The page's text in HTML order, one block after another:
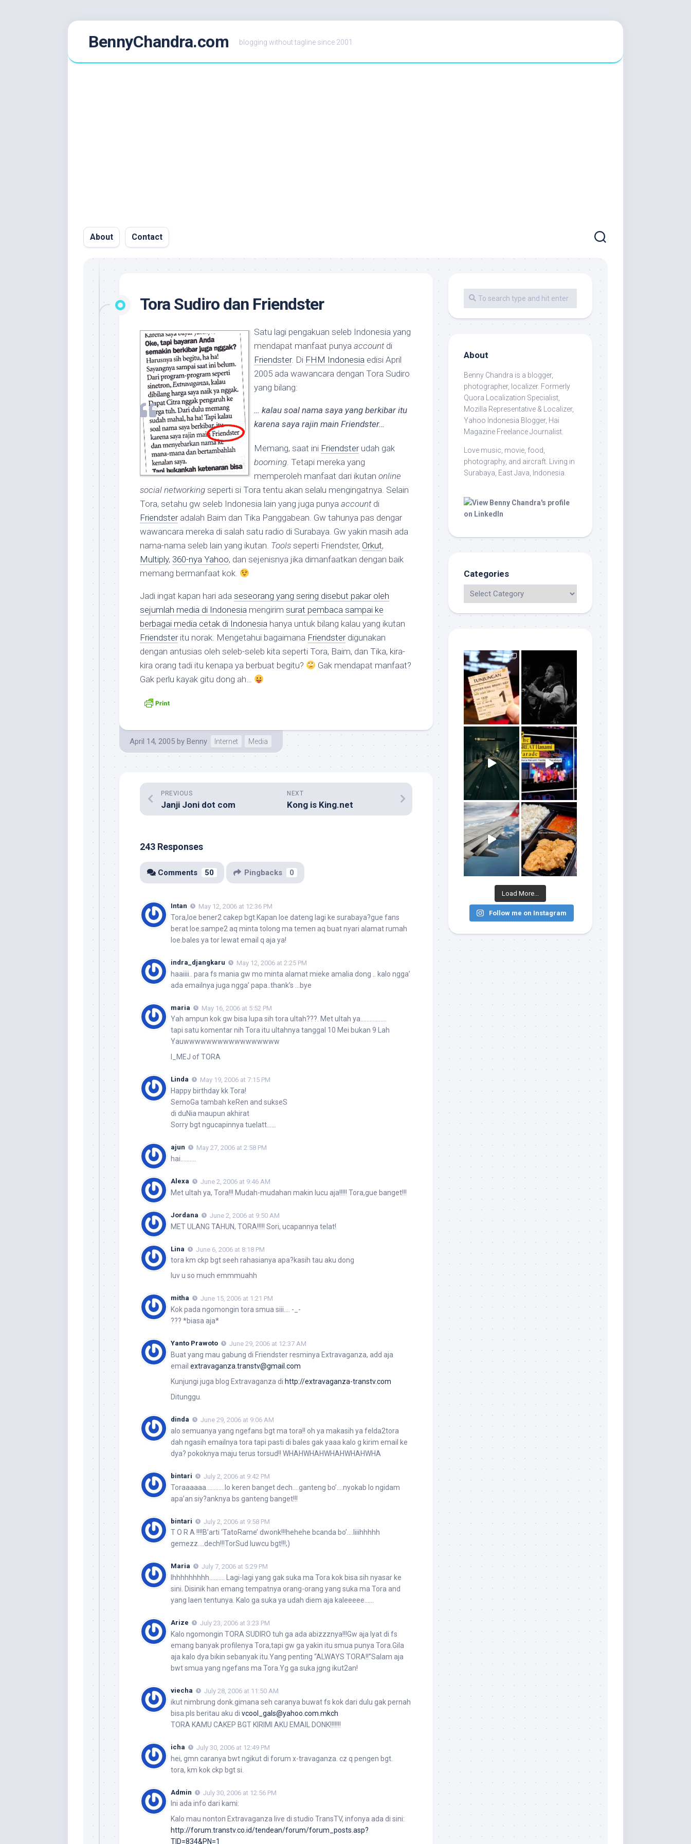
BennyChandra.com blogging without tagline since 2001
About Contact
Tora Sudiro dan Friendster
Satu lagi pengakuan seleb Indonesia yang
mendapat manfaat punya accountdi
Friendster. Di FHM Indonesia edisi April
2005 ada wawancara dengan Tora Sudiro
yang bilang:
… kalau soal nama saya yang berkibar itu
karena saya rajin main Friendster…
Memang, saat ini Friendsterudah gak
booming. Tetapi mereka yang
memperoleh manfaat dari ikutan online
social networking seperti si Tora tentu akan selalu mengingatnya. Selain
Tora, setahu gw seleb Indonesia lain yang juga punya accountdi
Friendsteradalah Baim dan Tika Panggabean. Gw tahunya pas dengar
wawancara mereka di salah satu radio di Surabaya. Gw yakin masih ada
nama-nama seleb lain yang ikutan. Tools seperti Friendster, Orkut,
Multiply, 360-nya Yahoo, dan sejenisnya jika dimanfaatkan dengan baik
memang bermanfaat kok.
Jadi ingat kapan hari ada seseorang yang sering disebut pakar oleh
sejumlah media di Indonesia mengirim surat pembaca sampai ke
berbagai media cetak di Indonesia hanya untuk bilang kalau yang ikutan
Friendsteritu norak. Mengetahui bagaimana Friendsterdigunakan
dengan antusias oleh seleb-seleb kita seperti Tora, Baim, dan Tika, kira-
kira orang tadi itu kenapa ya berbuat begitu?
Gak mendapat manfaat?
Gak perlu kayak gitu dong ah…
April 14, 2005 by Benny Internet Media
NEXT
Kong is King.net
PREVIOUS
Janji Joni dot com
243 Responses
Comments 50 Pingbacks 0
Intan May 12, 2006 at 12:36 PM
Tora,loe bener2 cakep bgt.Kapan loe dateng lagi ke surabaya?gue fans
berat loe.sampe2 aq minta tolong ma temen aq buat nyari alamat rumah
loe.bales ya tor lewat email q aja ya!
indra_djangkaru May 12, 2006 at 2:25 PM
haaiiii.. para fs mania gw mo minta alamat mieke amalia dong .. kalo ngga’
ada emailnya juga ngga’ papa..thank’s …bye
maria May 16, 2006 at 5:52 PM
Yah ampun kok gw bisa lupa sih tora ultah???. Met ultah ya……………..
tapi satu komentar nih Tora itu ultahnya tanggal 10 Mei bukan 9 Lah
Yauwwwwwwwwwwwwwwwww
I_MEJ of TORA
Linda May 19, 2006 at 7:15 PM
Happy birthday kk Tora!
SemoGa tambah keRen and sukseS
di duNia maupun akhirat
Sorry bgt ngucapinnya tuelatt……
ajun May 27, 2006 at 2:58 PM
hai……….
Alexa June 2, 2006 at 9:46 AM
Met ultah ya, Tora!!! Mudah-mudahan makin lucu aja!!!!! Tora,gue banget!!!
Jordana June 2, 2006 at 9:50 AM
MET ULANG TAHUN, TORA!!!!! Sori, ucapannya telat!
Lina June 6, 2006 at 8:18 PM
tora km ckp bgt seeh rahasianya apa?kasih tau aku dong
luv u so much emmmuahh
mitha June 15, 2006 at 1:21 PM
Kok pada ngomongin tora smua siii…. -_-
??? *biasa aja*
Yanto Prawoto June 29, 2006 at 12:37 AM
Buat yang mau gabung di Friendster resminya Extravaganza, add aja
email extravaganza.transtv@gmail.com
Kunjungi juga blog Extravaganza di http://extravaganza-transtv.com
Ditunggu.
dinda June 29, 2006 at 9:06 AM
alo semuanya yang ngefans bgt ma tora!! oh ya makasih ya felda2tora
dah ngasih emailnya tora tapi pasti di bales gak yaaa kalo g kirim email ke
dya? pokoknya maju terus torsud!! WHAHWHAHWHAHWHAHWHA
bintari July 2, 2006 at 9:42 PM
Toraaaaaa…………lo keren banget dech….ganteng bo’….nyokab lo ngidam
apa’an siy?anknya bs ganteng banget!!!
bintari July 2, 2006 at 9:58 PM
T O R A !!!!B’arti ‘TatoRame’ dwonk!!!hehehe bcanda bo’….Iiiihhhhh
gemezz….dech!!!TorSud luwcu bgt!!!;)
Maria July 7, 2006 at 5:29 PM
Ihhhhhhhhh………. Lagi-lagi yang gak suka ma Tora kok bisa sih nyasar ke
sini. Disinik han emang tempatnya orang-orang yang suka ma Tora and
yang laen tentunya. Kalo ga suka ya udah diem aja kaleeeee……
Arize July 23, 2006 at 3:23 PM
Kalo ngomongin TORA SUDIRO tuh ga ada abizzznya!!!Gw aja lyat di fs
emang banyak profilenya Tora,tapi gw ga yakin itu smua punya Tora.Gila
aja kalo dya bikin sebanyak itu.Yang penting “ALWAYS TORA!!”Salam aja
bwt smua yang ngefans ma Tora.Yg ga suka jgng ikut2an!
viecha July 28, 2006 at 11:50 AM
ikut nimbrung donk.gimana seh caranya buwat fs kok dari dulu gak pernah
bisa.pls beritau aku di vcool_gals@yahoo.com.mkch
TORA KAMU CAKEP BGT KIRIMI AKU EMAIL DONK!!!!!!!
icha July 30, 2006 at 12:49 PM
hei, gmn caranya bwt ngikut di forum x-travaganza. cz q pengen bgt.
tora, km kok ckp bgt si.
Admin July 30, 2006 at 12:56 PM
Ini ada info dari kami:
Kalo mau nonton Extravaganza live di studio TransTV, infonya ada di sini:
http://forum.transtv.co.id/tendean/forum/forum_posts.asp?
TID=834&PN=1
About
Benny Chandra is a blogger,
photographer, localizer. Formerly
Quora Localization Specialist,
Mozilla Representative & Localizer,
Yahoo Indonesia Blogger, Hai
Magazine Freelance Journalist.
Love music, movie, food,
photography, and aircraft. Living in
Surabaya, East Java, Indonesia.
Categories
Load More...
Follow me on Instagram